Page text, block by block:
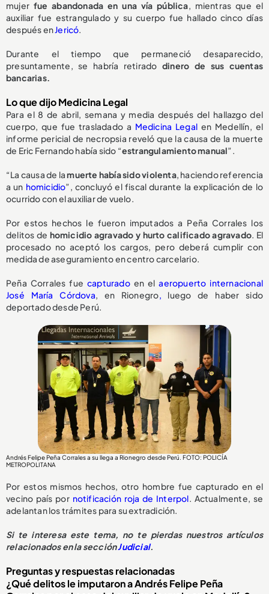
mujer fue abandonada en una vía pública, mientras que el
auxiliar fue estrangulado y su cuerpo fue hallado cinco días
después enJericó.
Durante el tiempo que permaneció desaparecido,
presuntamente, se habría retirado dinero de sus cuentas
bancarias.
Lo que dijo Medicina Legal
Para el 8 de abril, semana y media después del hallazgo del
cuerpo, que fue trasladado a Medicina Legal en Medellín, el
informe pericial de necropsia reveló que la causa de la muerte
de Eric Fernando había sido “estrangulamiento manual”.
“La causa de lamuerte había sido violenta, haciendo referencia
a un homicidio”, concluyó el fiscal durante la explicación de lo
ocurrido con el auxiliar de vuelo.
Por estos hechos le fueron imputados a Peña Corrales los
delitos de homicidio agravado y hurto calificado agravado. El
procesado no aceptó los cargos, pero deberá cumplir con
medida de aseguramiento en centro carcelario.
Peña Corrales fue capturadoen elaeropuerto internacional
José María Córdova, en Rionegro, luego de haber sido
deportado desde Perú.
Andrés Felipe Peña Corrales a su llega a Rionegro desde Perú. FOTO: POLICÍA
METROPOLITANA
Por estos mismos hechos, otro hombre fue capturado en el
vecino país por notificación roja de Interpol. Actualmente, se
adelantan los trámites para su extradición.
Si te interesa este tema, no te pierdas nuestros artículos
relacionados en la secciónJudicial.
Preguntas y respuestas relacionadas
¿Qué delitos le imputaron a Andrés Felipe Peña